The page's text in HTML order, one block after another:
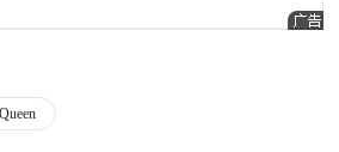
Queen